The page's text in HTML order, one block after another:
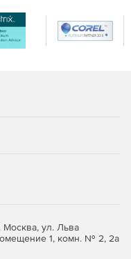
Москва, ул. Льва
1, комн. № 2, 2а